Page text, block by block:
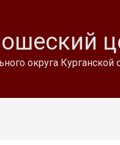
округа Курганской